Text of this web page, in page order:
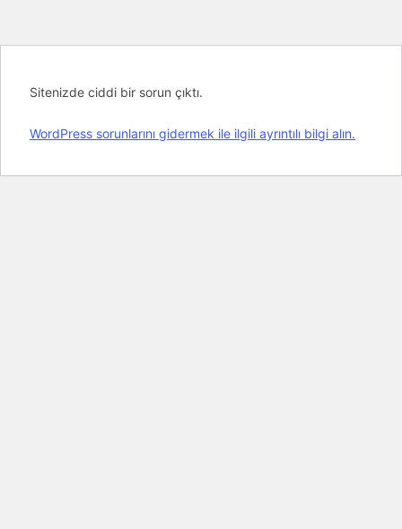
Sitenizde ciddi bir sorun çıktı.
WordPress sorunlarını gidermek ile ilgili ayrıntılı bilgi alın.